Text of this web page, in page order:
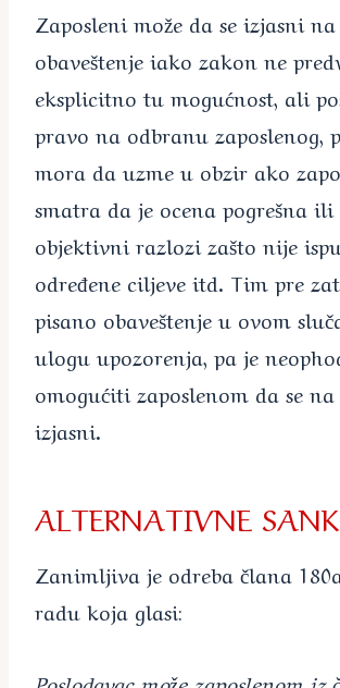
Zaposleni može da se izjasni
obaveštenje iako zakon ne
eksplicitno tu mogućnost, ali
pravo na odbranu zaposlenog,
mora da uzme u obzir ako
smatra da je ocena pogrešna ili
objektivni razlozi zašto nije
određene ciljeve itd. Tim pre
pisano obaveštenje u ovom
ulogu upozorenja, pa je
omogućiti zaposlenom da se
izjasni.
ALTERNATIVNE
Zanimljiva je odreba člana
radu koja glasi: